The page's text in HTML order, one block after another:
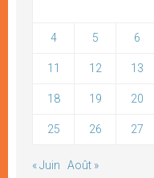
4 5 6
11 12 13
18 19 20
25 26 27
« Juin Août »